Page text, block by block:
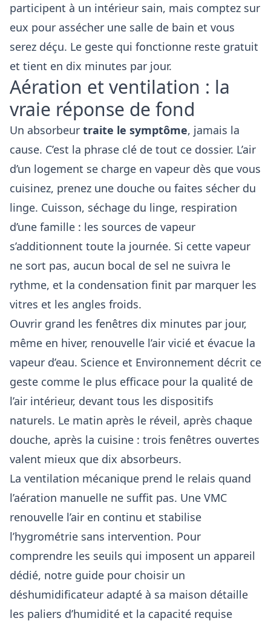
participent à un intérieur sain, mais comptez sur
eux pour assécher une salle de bain et vous
serez déçu. Le geste qui fonctionne reste gratuit
et tient en dix minutes par jour.
Aération et ventilation : la
vraie réponse de fond
Un absorbeur traite le symptôme, jamais la
cause. C’est la phrase clé de tout ce dossier. L’air
d’un logement se charge en vapeur dès que vous
cuisinez, prenez une douche ou faites sécher du
linge. Cuisson, séchage du linge, respiration
d’une famille : les sources de vapeur
s’additionnent toute la journée. Si cette vapeur
ne sort pas, aucun bocal de sel ne suivra le
rythme, et la condensation finit par marquer les
vitres et les angles froids.
Ouvrir grand les fenêtres dix minutes par jour,
même en hiver, renouvelle l’air vicié et évacue la
vapeur d’eau. Science et Environnement décrit ce
geste comme le plus efficace pour la qualité de
l’air intérieur, devant tous les dispositifs
naturels. Le matin après le réveil, après chaque
douche, après la cuisine : trois fenêtres ouvertes
valent mieux que dix absorbeurs.
La ventilation mécanique prend le relais quand
l’aération manuelle ne suffit pas. Une VMC
renouvelle l’air en continu et stabilise
l’hygrométrie sans intervention. Pour
comprendre les seuils qui imposent un appareil
dédié, notre guide pour choisir un
déshumidificateur adapté à sa maison détaille
les paliers d’humidité et la capacité requise